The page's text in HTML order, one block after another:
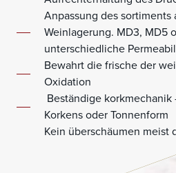
Anpassung des sortiments
Weinlagerung. MD3, MD5
unterschiedliche
Bewahrt die frische der
Oxidation
Beständige
Korkens oder Tonnenform
Kein überschäumen meist